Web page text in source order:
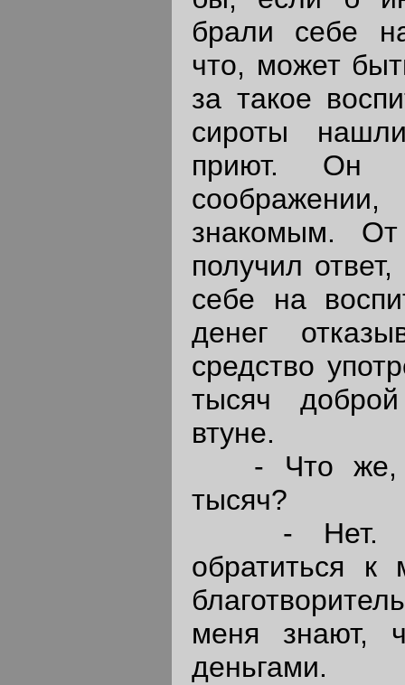
брали себе
что, может
за такое
сироты
приют. Он
знакомым.
получил
себе на
денег
средство
тысяч
втуне.
- Что же,
тысяч?
- Нет. Я
обратиться к
меня знают,
деньгами.